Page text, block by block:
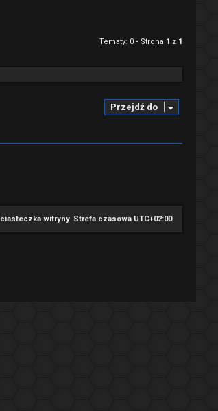
Tematy: 0 • Strona 1 z 1
Przejdź do
Strefa czasowa UTC+02:00
witryny